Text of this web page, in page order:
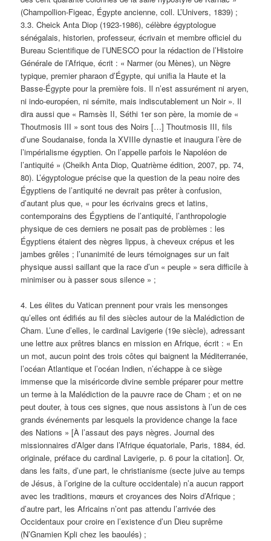
(Champollion-Figeac, Égypte ancienne, coll. L’Univers, 1839) ;
3.3. Cheick Anta Diop (1923-1986), célèbre égyptologue
sénégalais, historien, professeur, écrivain et membre officiel du
Bureau Scientifique de l’UNESCO pour la rédaction de l’Histoire
Générale de l’Afrique, écrit : « Narmer (ou Mènes), un Nègre
typique, premier pharaon d’Égypte, qui unifia la Haute et la
Basse-Égypte pour la première fois. Il n’est assurément ni aryen,
ni indo-européen, ni sémite, mais indiscutablement un Noir ». Il
dira aussi que « Ramsès II, Séthi 1er son père, la momie de «
Thoutmosis III » sont tous des Noirs […] Thoutmosis III, fils
d’une Soudanaise, fonda la XVIIIe dynastie et inaugura l’ère de
l’impérialisme égyptien. On l’appelle parfois le Napoléon de
l’antiquité » (Cheikh Anta Diop, Quatrième édition, 2007, pp. 74,
80). L’égyptologue précise que la question de la peau noire des
Égyptiens de l’antiquité ne devrait pas prêter à confusion,
d’autant plus que, « pour les écrivains grecs et latins,
contemporains des Égyptiens de l’antiquité, l’anthropologie
physique de ces derniers ne posait pas de problèmes : les
Égyptiens étaient des nègres lippus, à cheveux crépus et les
jambes grêles ; l’unanimité de leurs témoignages sur un fait
physique aussi saillant que la race d’un « peuple » sera difficile à
minimiser ou à passer sous silence » ;
4. Les élites du Vatican prennent pour vrais les mensonges
qu’elles ont édifiés au fil des siècles autour de la Malédiction de
Cham. L’une d’elles, le cardinal Lavigerie (19e siècle), adressant
une lettre aux prêtres blancs en mission en Afrique, écrit : « En
un mot, aucun point des trois côtes qui baignent la Méditerranée,
l’océan Atlantique et l’océan Indien, n’échappe à ce siège
immense que la miséricorde divine semble préparer pour mettre
un terme à la Malédiction de la pauvre race de Cham ; et on ne
peut douter, à tous ces signes, que nous assistons à l’un de ces
grands événements par lesquels la providence change la face
des Nations » [À l’assaut des pays nègres. Journal des
missionnaires d’Alger dans l’Afrique équatoriale, Paris, 1884, éd.
originale, préface du cardinal Lavigerie, p. 6 pour la citation]. Or,
dans les faits, d’une part, le christianisme (secte juive au temps
de Jésus, à l’origine de la culture occidentale) n’a aucun rapport
avec les traditions, mœurs et croyances des Noirs d’Afrique ;
d’autre part, les Africains n’ont pas attendu l’arrivée des
Occidentaux pour croire en l’existence d’un Dieu suprême
(N’Gnamien Kpli chez les baoulés) ;